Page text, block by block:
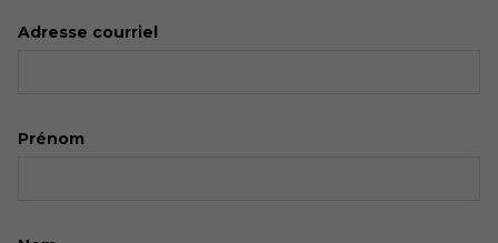
Adresse courriel
Prénom